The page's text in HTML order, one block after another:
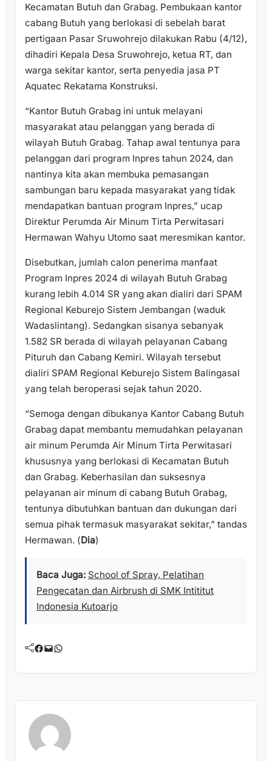
Kecamatan Butuh dan Grabag. Pembukaan kantor
cabang Butuh yang berlokasi di sebelah barat
pertigaan Pasar Sruwohrejo dilakukan Rabu (4/12),
dihadiri Kepala Desa Sruwohrejo, ketua RT, dan
warga sekitar kantor, serta penyedia jasa PT
Aquatec Rekatama Konstruksi.
“Kantor Butuh Grabag ini untuk melayani
masyarakat atau pelanggan yang berada di
wilayah Butuh Grabag. Tahap awal tentunya para
pelanggan dari program Inpres tahun 2024, dan
nantinya kita akan membuka pemasangan
sambungan baru kepada masyarakat yang tidak
mendapatkan bantuan program Inpres,” ucap
Direktur Perumda Air Minum Tirta Perwitasari
Hermawan Wahyu Utomo saat meresmikan kantor.
Disebutkan, jumlah calon penerima manfaat
Program Inpres 2024 di wilayah Butuh Grabag
kurang lebih 4.014 SR yang akan dialiri dari SPAM
Regional Keburejo Sistem Jembangan (waduk
Wadaslintang). Sedangkan sisanya sebanyak
1.582 SR berada di wilayah pelayanan Cabang
Pituruh dan Cabang Kemiri. Wilayah tersebut
dialiri SPAM Regional Keburejo Sistem Balingasal
yang telah beroperasi sejak tahun 2020.
“Semoga dengan dibukanya Kantor Cabang Butuh
Grabag dapat membantu memudahkan pelayanan
air minum Perumda Air Minum Tirta Perwitasari
khususnya yang berlokasi di Kecamatan Butuh
dan Grabag. Keberhasilan dan suksesnya
pelayanan air minum di cabang Butuh Grabag,
tentunya dibutuhkan bantuan dan dukungan dari
semua pihak termasuk masyarakat sekitar,” tandas
Hermawan. (Dia)
Baca Juga: School of Spray, Pelatihan
Pengecatan dan Airbrush di SMK Intititut
Indonesia Kutoarjo
Facebook Mail WhatsApp